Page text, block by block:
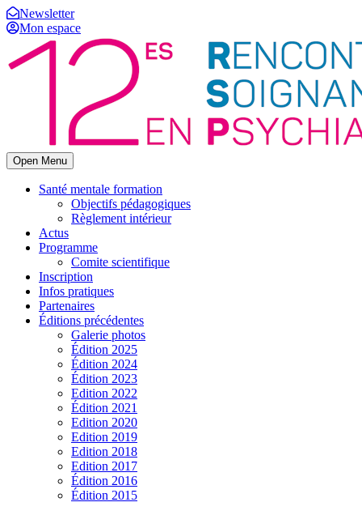
Newsletter
Mon espace
Open Menu
Santé mentale formation
Objectifs pédagogiques
Règlement intérieur
Actus
Programme
Comite scientifique
Inscription
Infos pratiques
Partenaires
Éditions précédentes
Galerie photos
Édition 2025
Édition 2024
Édition 2023
Edition 2022
Édition 2021
Edition 2020
Edition 2019
Edition 2018
Edition 2017
Édition 2016
Édition 2015